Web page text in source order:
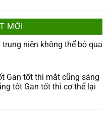
MỚI
niên không thể bỏ qua
Gan tốt thì mắt cũng sáng
tốt Gan tốt thì cơ thể lại